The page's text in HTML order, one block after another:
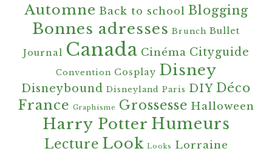
Automne Back to school Blogging
Bonnes adresses Brunch Bullet
Journal Canada Cinéma Cityguide
Convention Cosplay Disney
Disneybound Disneyland Paris DIY Déco
France Graphisme Grossesse Halloween
Harry Potter Humeurs
Lecture Look Looks Lorraine